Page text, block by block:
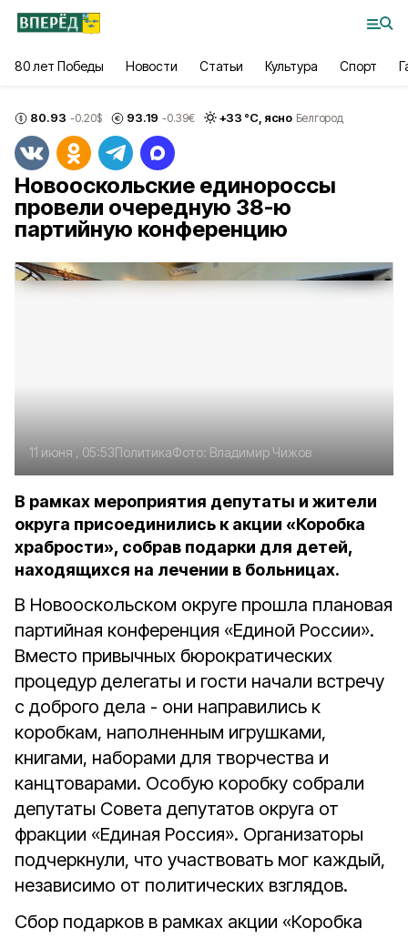
80 лет Победы Новости Статьи Культура Спорт
80.93 -0.20$ 93.19 -0.39€ +33 °С, ясно Белгород
Новооскольские единороссы
провели очередную 38-ю
партийную конференцию
11 июня , 05:53ПолитикаФото: Владимир Чижов
В рамках мероприятия депутаты и жители
округа присоединились к акции «Коробка
храбрости», собрав подарки для детей,
находящихся на лечении в больницах.
В Новооскольском округе прошла плановая
партийная конференция «Единой России».
Вместо привычных бюрократических
процедур делегаты и гости начали встречу
с доброго дела - они направились к
коробкам, наполненным игрушками,
книгами, наборами для творчества и
канцтоварами. Особую коробку собрали
депутаты Совета депутатов округа от
фракции «Единая Россия». Организаторы
подчеркнули, что участвовать мог каждый,
независимо от политических взглядов.
Сбор подарков в рамках акции «Коробка